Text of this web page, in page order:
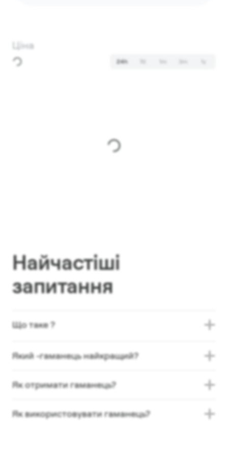
Ціна
24h
Найчастіші
запитання
Що таке ?
Який -гаманець найкращий?
Як отримати гаманець?
Як використовувати гаманець?